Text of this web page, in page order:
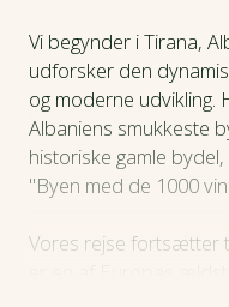
Praktiske oplysninger
Vi begynder i Tirana,
udforsker den
og moderne udvikling.
Albaniens smukkeste
historiske gamle
"Byen med de 1000
Vores rejse fortsætter